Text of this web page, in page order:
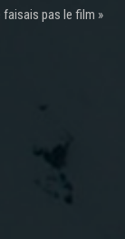
faisais pas le film »